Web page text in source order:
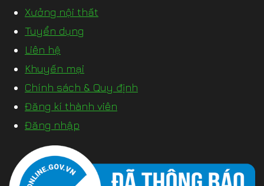
Xưởng nội thất
Tuyển dụng
Liên hệ
Khuyến mại
Chính sách & Quy định
Đăng kí thành viên
Đăng nhập